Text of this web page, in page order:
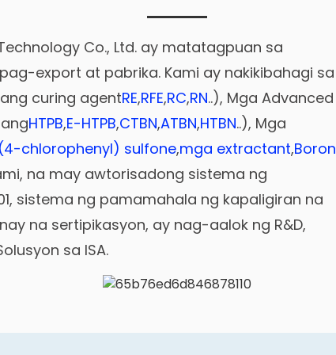
Co., Ltd. ay matatagpuan sa
export at pabrika. Kami ay nakikibahagi sa
curing agentRE,RFE,RC,RN..), Mga Advanced
HTPB,E-HTPB,CTBN,ATBN,HTBN..), Mga
chlorophenyl) sulfone,mga extractant,Boron
na may awtorisadong sistema ng
sistema ng pamamahala ng kapaligiran na
na sertipikasyon, ay nag-aalok ng R&D,
sa ISA.